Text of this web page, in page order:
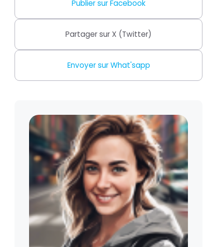
Publier sur Facebook
Partager sur X (Twitter)
Envoyer sur What'sapp